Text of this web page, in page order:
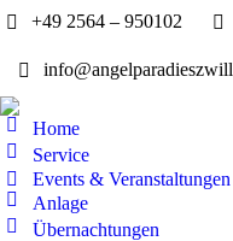
+49 2564 – 950102
Home
Service
Events & Veranstaltungen
Anlage
Übernachtungen